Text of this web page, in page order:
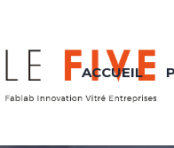
ACCUEIL